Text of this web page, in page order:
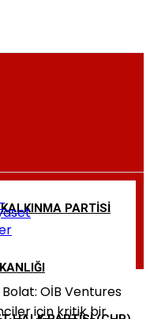
PARTISI
OİB Ventures
için kritik bir